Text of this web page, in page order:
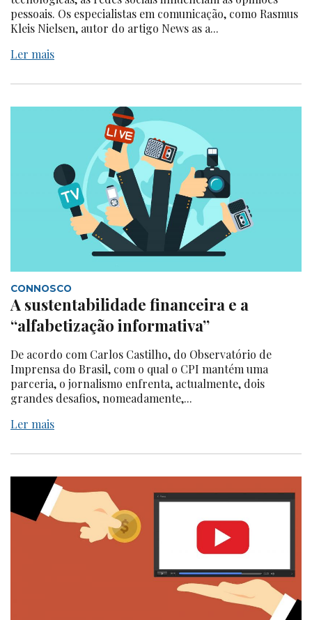
pessoais. Os especialistas em comunicação, como Rasmus
Kleis Nielsen, autor do artigo News as a...
Ler mais
CONNOSCO
A sustentabilidade financeira e a
“alfabetização informativa”
De acordo com Carlos Castilho, do Observatório de
Imprensa do Brasil, com o qual o CPI mantém uma
parceria, o jornalismo enfrenta, actualmente, dois
grandes desafios, nomeadamente,...
Ler mais